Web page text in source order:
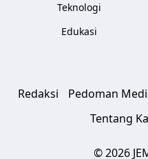
Teknologi
Edukasi
Redaksi Pedoman
Tentang
© 2026